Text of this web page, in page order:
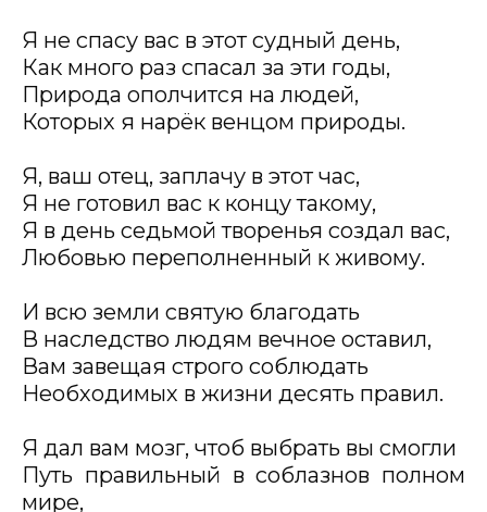
Я не спасу вас в этот судный день,
Как много раз спасал за эти годы,
Природа ополчится на людей,
Которых я нарёк венцом природы.
Я, ваш отец, заплачу в этот час,
Я не готовил вас к концу такому,
Я в день седьмой творенья создал вас,
Любовью переполненный к живому.
И всю земли святую благодать
В наследство людям вечное оставил,
Вам завещая строго соблюдать
Необходимых в жизни десять правил.
Я дал вам мозг, чтоб выбрать вы смогли
Путь правильный в соблазнов полном
мире,